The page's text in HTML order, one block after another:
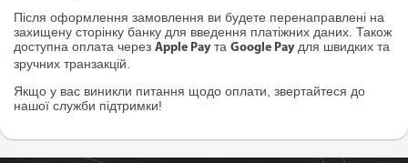
Після оформлення замовлення ви будете перенаправлені на
захищену сторінку банку для введення платіжних даних. Також
доступна оплата через Apple Pay та Google Pay для швидких та
зручних транзакцій.
Якщо у вас виникли питання щодо оплати, звертайтеся до
нашої служби підтримки!